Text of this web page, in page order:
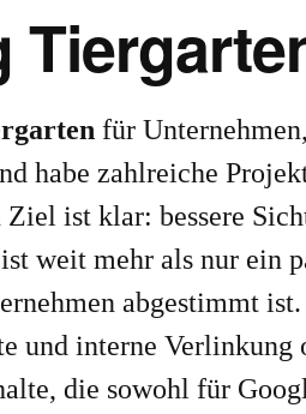
für
habe zahlreiche
ist klar: bessere
weit mehr als nur ein
abgestimmt ist.
und interne Verlinkung
die sowohl für